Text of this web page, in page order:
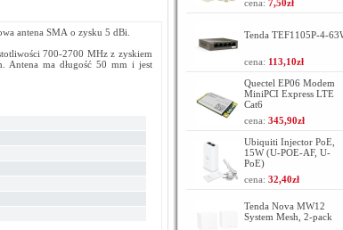
antena SMA o zysku 5 dBi.
700-2700 MHz z zyskiem
Antena ma długość 50 mm i jest
cena: 7,50zł
Tenda TEF1105P-4-
cena: 113,10zł
Quectel EP06 Modem
MiniPCI Express LTE
Cat6
cena: 345,90zł
Ubiquiti Injector PoE,
15W (U-POE-AF, U-
PoE)
cena: 32,40zł
Tenda Nova MW12
System Mesh, 2-pack